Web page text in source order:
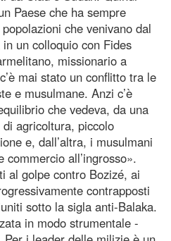
Paese che ha sempre
che venivano dal
un colloquio con Fides
missionario a
mai stato un conflitto tra le
e musulmane. Anzi c’è
che vedeva, da una
agricoltura, piccolo
e, dall’altra, i musulmani
all’ingrosso».
al golpe contro Bozizé, ai
contrapposti
sotto la sigla anti-Balaka.
in modo strumentale -